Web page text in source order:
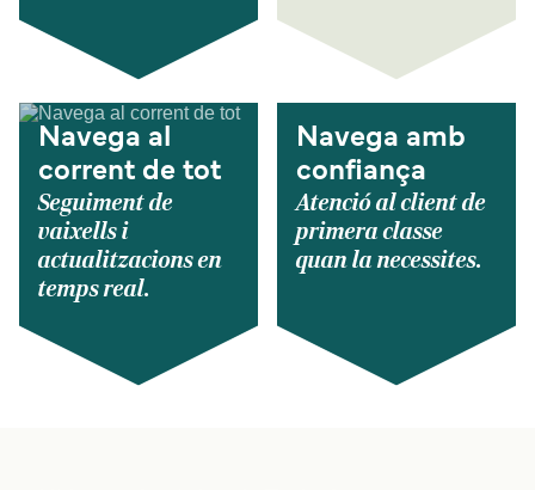
Navega al
corrent de tot
Seguiment de
vaixells i
actualitzacions en
temps real.
Navega amb
confiança
Atenció al client de
primera classe
quan la necessites.